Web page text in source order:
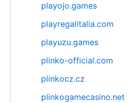
playojo.games
playregalitalia.com
playuzu.games
plinko-official.com
plinkocz.cz
plinkogamecasino.net